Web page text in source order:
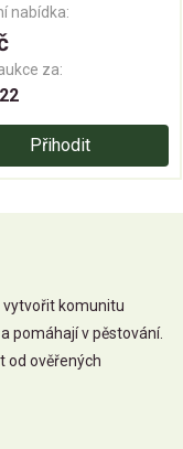
nabídka:
za:
Přihodit
vytvořit komunitu
pomáhají v pěstování.
od ověřených